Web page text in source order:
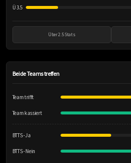
Ü 3.5
Über 2.5 Stats
Beide Teams treffen
Team trifft
Team kassiert
BTTS - Ja
BTTS - Nein